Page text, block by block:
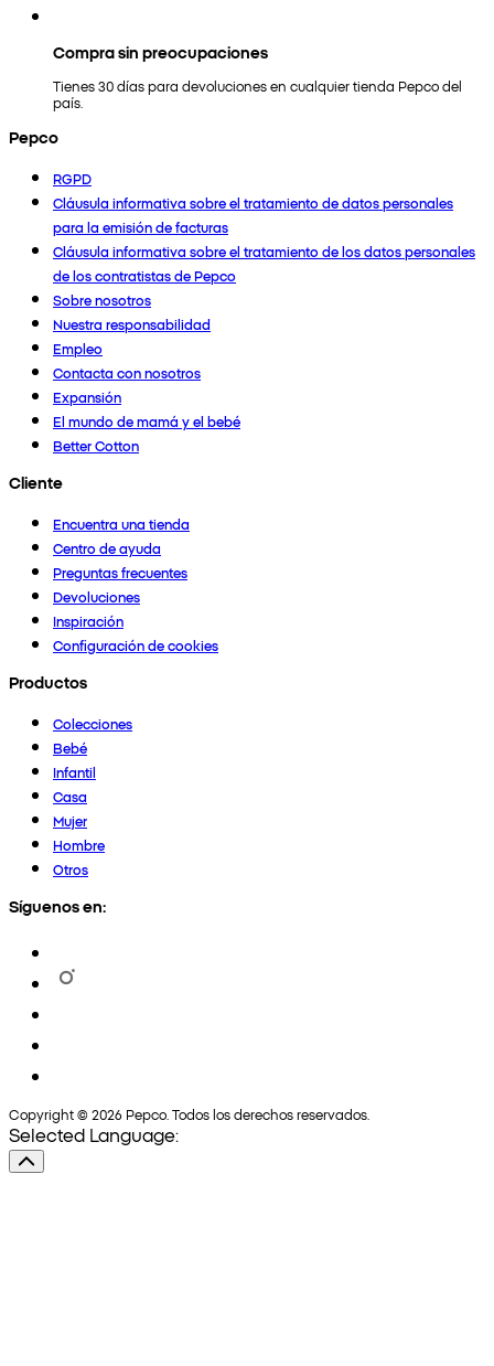
Compra sin preocupaciones
Tienes 30 días para devoluciones en cualquier tienda Pepco del
país.
Pepco
RGPD
Cláusula informativa sobre el tratamiento de datos personales
para la emisión de facturas
Cláusula informativa sobre el tratamiento de los datos personales
de los contratistas de Pepco
Sobre nosotros
Nuestra responsabilidad
Empleo
Contacta con nosotros
Expansión
El mundo de mamá y el bebé
Better Cotton
Cliente
Encuentra una tienda
Centro de ayuda
Preguntas frecuentes
Devoluciones
Inspiración
Configuración de cookies
Productos
Colecciones
Bebé
Infantil
Casa
Mujer
Hombre
Otros
Síguenos en:
Copyright © 2026 Pepco. Todos los derechos reservados.
Selected Language: